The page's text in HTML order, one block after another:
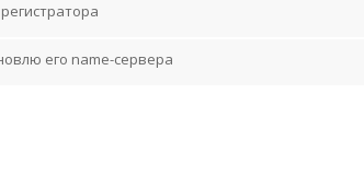
его name-сервера